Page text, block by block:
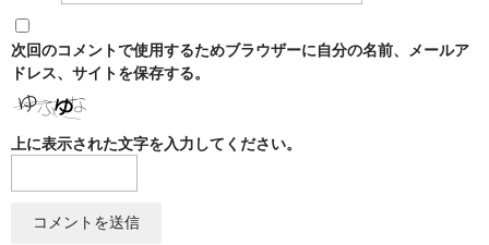
花びらシリーズ
PETAL
染錦葡萄シリーズ
蔦小花シリーズ
次回のコメントで使用するためブラウザーに自分の名前、メールア
ドレス、サイトを保存する。
上に表示された文字を入力してください。